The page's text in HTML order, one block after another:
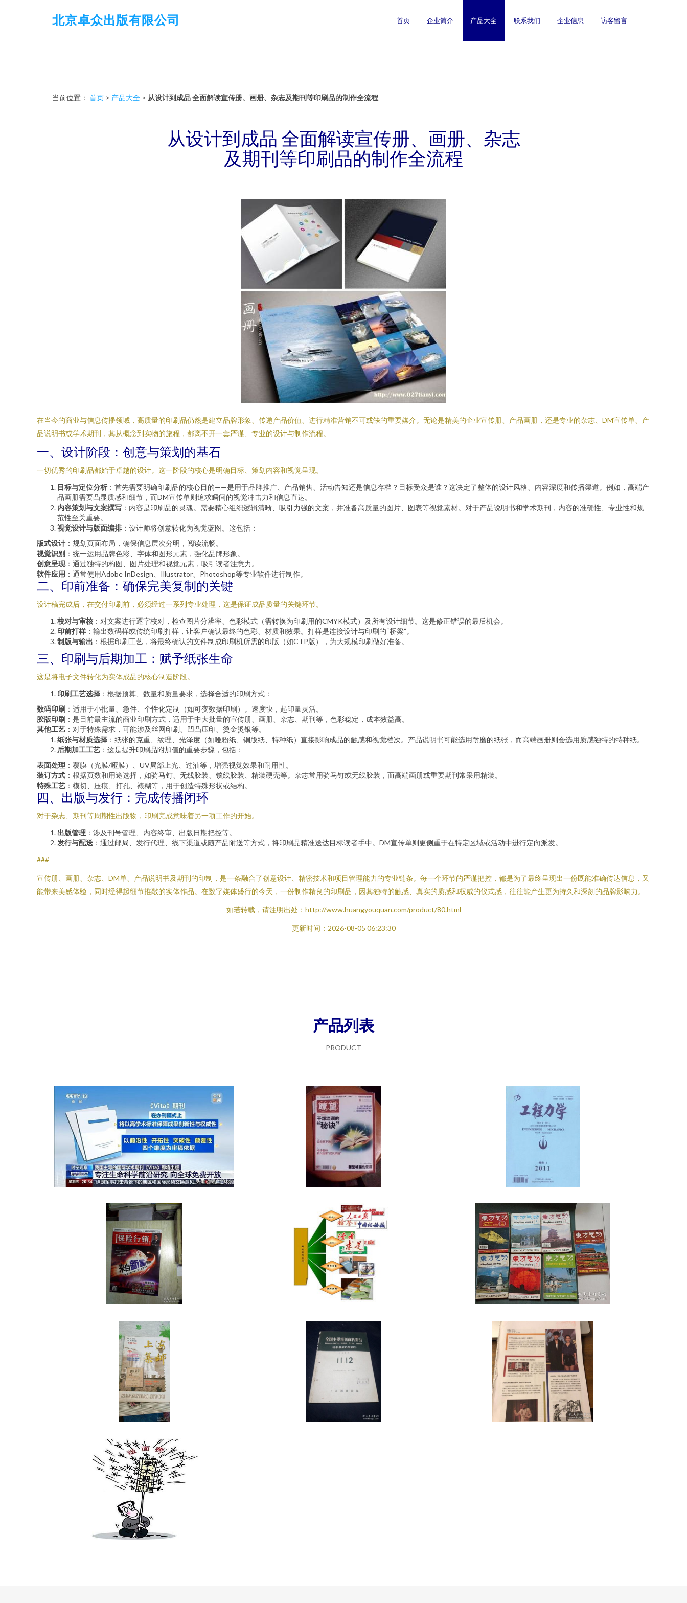
北京卓众出版有限公司 首页 企业简介 产品大全 联系我们 企业信息 访客留言
当前位置： 首页 > 产品大全 > 从设计到成品 全面解读宣传册、画册、杂志及期刊等印刷品的制作全流程
从设计到成品 全面解读宣传册、画册、杂志
及期刊等印刷品的制作全流程
在当今的商业与信息传播领域，高质量的印刷品仍然是建立品牌形象、传递产品价值、进行精准营销不可或缺的重要媒介。无论是精美的企业宣传册、产品画册，还是专业的杂志、DM宣传单、产
品说明书或学术期刊，其从概念到实物的旅程，都离不开一套严谨、专业的设计与制作流程。
一、设计阶段：创意与策划的基石
一切优秀的印刷品都始于卓越的设计。这一阶段的核心是明确目标、策划内容和视觉呈现。
目标与定位分析 ：首先需要明确印刷品的核心目的——是用于品牌推广、产品销售、活动告知还是信息存档？目标受众是谁？这决定了整体的设计风格、内容深度和传播渠道。例如，高端产
品画册需要凸显质感和细节，而DM宣传单则追求瞬间的视觉冲击力和信息直达。
内容策划与文案撰写 ：内容是印刷品的灵魂。需要精心组织逻辑清晰、吸引力强的文案，并准备高质量的图片、图表等视觉素材。对于产品说明书和学术期刊，内容的准确性、专业性和规
范性至关重要。
视觉设计与版面编排 ：设计师将创意转化为视觉蓝图。这包括：
版式设计 ：规划页面布局，确保信息层次分明，阅读流畅。
视觉识别 ：统一运用品牌色彩、字体和图形元素，强化品牌形象。
创意呈现：通过独特的构图、图片处理和视觉元素，吸引读者注意力。
软件应用 ：通常使用Adobe InDesign、Illustrator、Photoshop等专业软件进行制作。
二、印前准备：确保完美复制的关键
设计稿完成后，在交付印刷前，必须经过一系列专业处理，这是保证成品质量的关键环节。
校对与审核 ：对文案进行逐字校对，检查图片分辨率、色彩模式（需转换为印刷用的CMYK模式）及所有设计细节。这是修正错误的最后机会。
印前打样 ：输出数码样或传统印刷打样，让客户确认最终的色彩、材质和效果。打样是连接设计与印刷的“桥梁”。
制版与输出 ：根据印刷工艺，将最终确认的文件制成印刷机所需的印版（如CTP版），为大规模印刷做好准备。
三、印刷与后期加工：赋予纸张生命
这是将电子文件转化为实体成品的核心制造阶段。
印刷工艺选择 ：根据预算、数量和质量要求，选择合适的印刷方式：
数码印刷 ：适用于小批量、急件、个性化定制（如可变数据印刷）。速度快，起印量灵活。
胶版印刷 ：是目前最主流的商业印刷方式，适用于中大批量的宣传册、画册、杂志、期刊等，色彩稳定，成本效益高。
其他工艺 ：对于特殊需求，可能涉及丝网印刷、凹凸压印、烫金烫银等。
纸张与材质选择 ：纸张的克重、纹理、光泽度（如哑粉纸、铜版纸、特种纸）直接影响成品的触感和视觉档次。产品说明书可能选用耐磨的纸张，而高端画册则会选用质感独特的特种纸。
后期加工工艺 ：这是提升印刷品附加值的重要步骤，包括：
表面处理 ：覆膜（光膜/哑膜）、UV局部上光、过油等，增强视觉效果和耐用性。
装订方式 ：根据页数和用途选择，如骑马钉、无线胶装、锁线胶装、精装硬壳等。杂志常用骑马钉或无线胶装，而高端画册或重要期刊常采用精装。
特殊工艺 ：模切、压痕、打孔、裱糊等，用于创造特殊形状或结构。
四、出版与发行：完成传播闭环
对于杂志、期刊等周期性出版物，印刷完成意味着另一项工作的开始。
出版管理 ：涉及刊号管理、内容终审、出版日期把控等。
发行与配送 ：通过邮局、发行代理、线下渠道或随产品附送等方式，将印刷品精准送达目标读者手中。DM宣传单则更侧重于在特定区域或活动中进行定向派发。
###
宣传册、画册、杂志、DM单、产品说明书及期刊的印制，是一条融合了创意设计、精密技术和项目管理能力的专业链条。每一个环节的严谨把控，都是为了最终呈现出一份既能准确传达信息，又
能带来美感体验，同时经得起细节推敲的实体作品。在数字媒体盛行的今天，一份制作精良的印刷品，因其独特的触感、真实的质感和权威的仪式感，往往能产生更为持久和深刻的品牌影响力。
如若转载，请注明出处：http://www.huangyouquan.com/product/80.html
更新时间：2026-08-05 06:23:30
产品列表
PRODUCT